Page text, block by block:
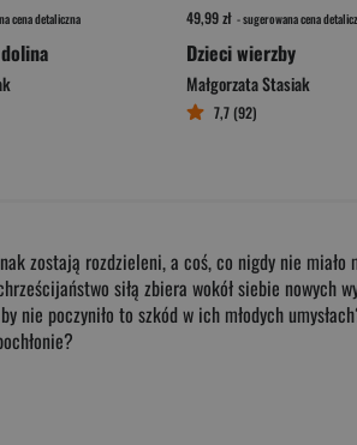
cena detaliczna 49,99 zł - sugerowana cena
Dzieci wierzby
Małgorzata Stasiak
7,7 (92)
zostają rozdzieleni, a coś, co nigdy nie
siłą zbiera wokół siebie nowych
poczyniło to szkód w ich młodych